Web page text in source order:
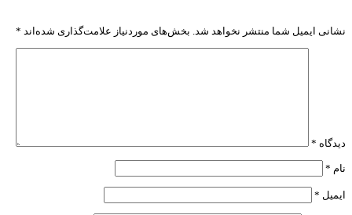
نشانی ایمیل شما منتشر نخواهد شد. بخش‌های موردنیاز علامت‌گذاری شده‌اند *
دیدگاه *
نام *
ایمیل *